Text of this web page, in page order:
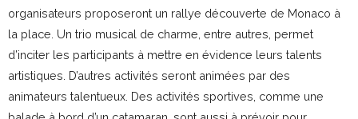
organisateurs proposeront un rallye découverte de Monaco à
la place. Un trio musical de charme, entre autres, permet
d’inciter les participants à mettre en évidence leurs talents
artistiques. D’autres activités seront animées par des
animateurs talentueux. Des activités sportives, comme une